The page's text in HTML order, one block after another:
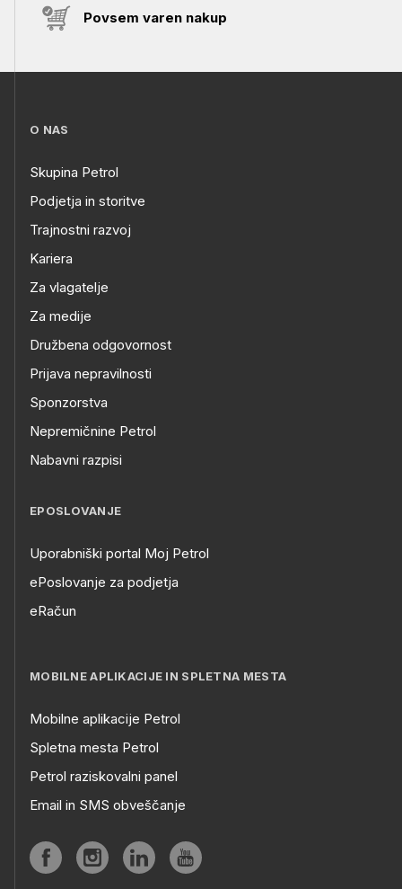
Povsem varen nakup
O NAS
Skupina Petrol
Podjetja in storitve
Trajnostni razvoj
Kariera
Za vlagatelje
Za medije
Družbena odgovornost
Prijava nepravilnosti
Sponzorstva
Nepremičnine Petrol
Nabavni razpisi
EPOSLOVANJE
Uporabniški portal Moj Petrol
ePoslovanje za podjetja
eRačun
MOBILNE APLIKACIJE IN SPLETNA MESTA
Mobilne aplikacije Petrol
Spletna mesta Petrol
Petrol raziskovalni panel
Email in SMS obveščanje